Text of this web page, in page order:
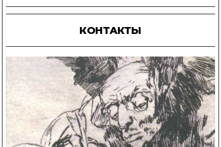
КОНТАКТЫ